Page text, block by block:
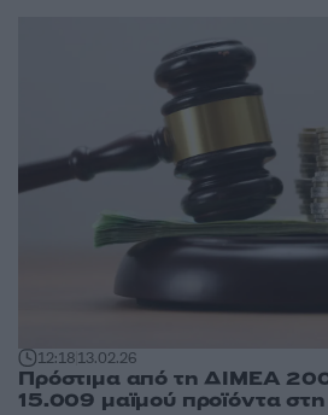
12:1813.02.26
Πρόστιμα από τη ΔΙΜΕΑ
15.009 μαϊμού προϊόντα